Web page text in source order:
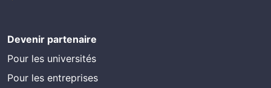
Devenir partenaire
Pour les universités
Pour les entreprises